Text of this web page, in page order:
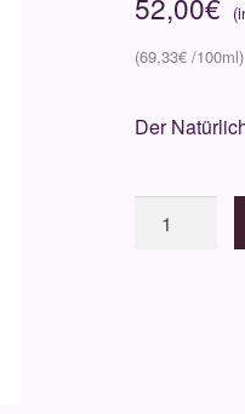
69,33€
Der
Varvatos